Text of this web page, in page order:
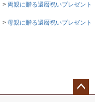
両親に贈る還暦祝いプレゼント
母親に贈る還暦祝いプレゼント